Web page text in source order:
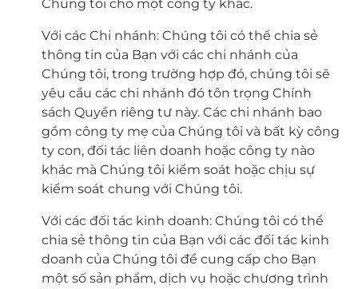
Chúng tôi cho một công ty khác.
Với các Chi nhánh: Chúng tôi có thể chia sẻ
thông tin của Bạn với các chi nhánh của
Chúng tôi, trong trường hợp đó, chúng tôi sẽ
yêu cầu các chi nhánh đó tôn trọng Chính
sách Quyền riêng tư này. Các chi nhánh bao
gồm công ty mẹ của Chúng tôi và bất kỳ công
ty con, đối tác liên doanh hoặc công ty nào
khác mà Chúng tôi kiểm soát hoặc chịu sự
kiểm soát chung với Chúng tôi.
Với các đối tác kinh doanh: Chúng tôi có thể
chia sẻ thông tin của Bạn với các đối tác kinh
doanh của Chúng tôi để cung cấp cho Bạn
một số sản phẩm, dịch vụ hoặc chương trình